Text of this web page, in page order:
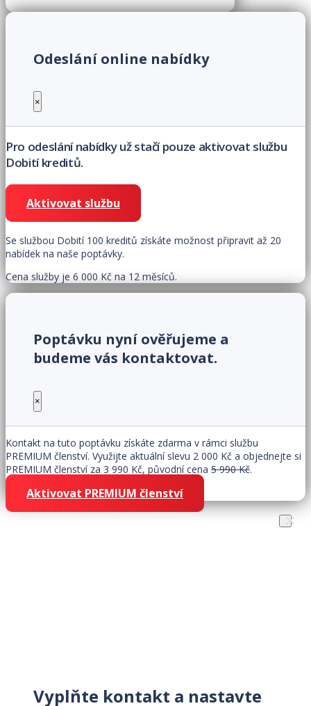
Odeslání online nabídky
×
Pro odeslání nabídky už stačí pouze aktivovat službu
Dobití kreditů.
Aktivovat službu
Se službou Dobití 100 kreditů získáte možnost připravit až 20
nabídek na naše poptávky.
Cena služby je 6 000 Kč na 12 měsíců.
Poptávku nyní ověřujeme a
budeme vás kontaktovat.
×
Kontakt na tuto poptávku získáte zdarma v rámci službu
PREMIUM členství. Využijte aktuální slevu 2 000 Kč a objednejte si
PREMIUM členství za 3 990 Kč, původní cena 5 990 Kč.
Aktivovat PREMIUM členství
Vyplňte kontakt a nastavte
×